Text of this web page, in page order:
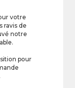
votre
ravis de
notre
pour